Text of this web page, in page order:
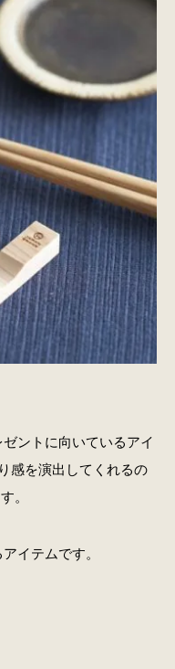
ントに向いているアイ
感を演出してくれるの
。
イテムです。